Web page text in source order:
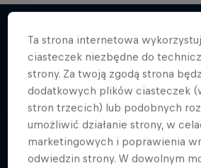
Więcej podobnych
Ta strona internetowa
ciasteczek niezbędne do
strony. Za twoją zgodą strona
dodatkowych plików ciasteczek
stron trzecich) lub podobnych
umożliwić działanie strony, w
marketingowych i poprawienia
odwiedzin strony. W dowolnym